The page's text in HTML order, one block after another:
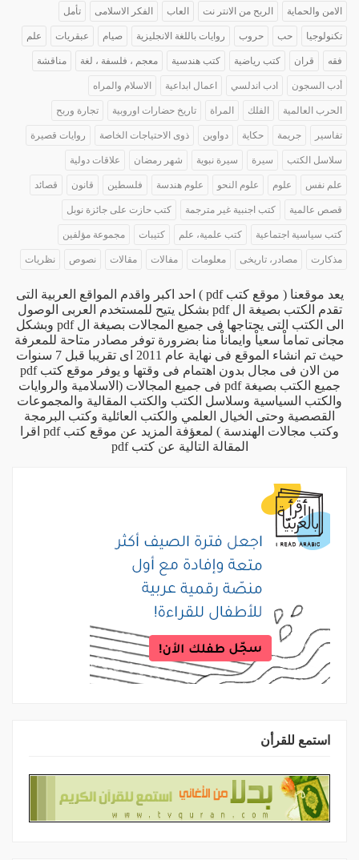
الامن والحماية الربح من الانتر نت العاب الفكر الاسلامى تأمل
تكنولوجيا حب حروب روايات باللغة الانجليزية صيام عبقريات علم
فقه قران كتب رياضية كتب هندسية معجم ، فلسفة ، لغة مناقشة
أدب السجون ادب اندلسي اعمال ابداعية الاسلام والمراه
الحرب العالمية الفلك المراة تاريخ حضارات اوروبية تجارة وربح
تفاسير جريمة حكاية دواوين ذوى الاحتياجات الخاصة روايات قصيرة
سلاسل الكتب سيرة سيرة نبوية شهر رمضان علاقات دولية
علم نفس علوم علوم النحو علوم هندسة فلسطين قانون قصائد
قصص عالمية كتب اجنبية غير مترجمة كتب حازت على جائزة نوبل
كتب سياسية اجتماعية كتب علمية، علم كتيبات مجموعة مؤلفين
مذكارت مصادر، تاريخى معلومات مفالات مقالات نصوص نظريات
يعد موقعنا ( موقع كتب pdf ) احد اكبر واقدم المواقع العربية التى
تقدم الكتب بصيغة ال pdf بشكل يتيح للمستخدم العربى الوصول
الى الكتب التى يحتاجها فى جميع المجالات بصيغة ال pdf وبشكل
مجانى تماماْ سعياْ وايماناْ منا بضرورة توفر مصادر متاحة للمعرفة
حيث تم انشاء الموقع فى نهاية عام 2011 اى تقريبا قبل 7 سنوات
من الان فى مجال بدون اهتمام فى وقتها و يوفر موقع كتب pdf
جميع الكتب بصيغة pdf فى جميع المجالات (الاسلامية والروايات
والكتب السياسية وسلاسل الكتب والكتب المقالية والمجموعات
القصصية وحتى الخيال العلمي والكتب العائلية وكتب البرمجة
وكتب مجالات الهندسة ) لمعؤفة المزيد عن موقع كتب pdf اقرا
المقالة التالية عن كتب pdf
استمع للقرأن